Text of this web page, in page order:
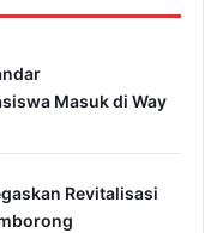
Masuk di Way
Revitalisasi